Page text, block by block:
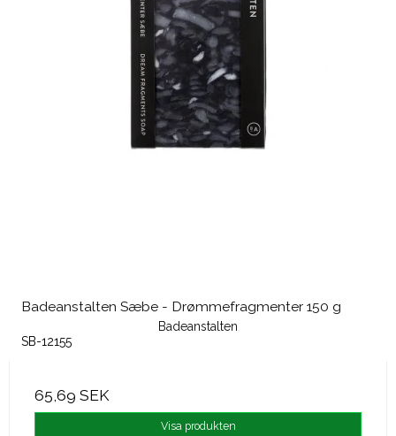
Badeanstalten Sæbe - Drømmefragmenter 150 g
Badeanstalten
SB-12155
65,69 SEK
Visa produkten